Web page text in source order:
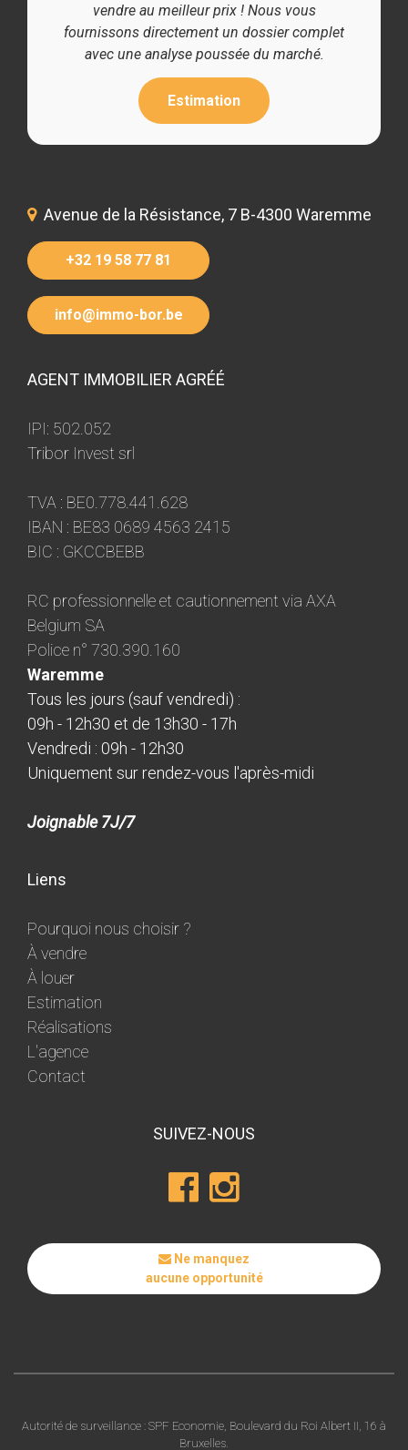
vendre au meilleur prix ! Nous vous
fournissons directement un dossier complet
avec une analyse poussée du marché.
Estimation
Avenue de la Résistance, 7 B-4300 Waremme
+32 19 58 77 81
info@immo-bor.be
AGENT IMMOBILIER AGRÉÉ
IPI: 502.052
Tribor Invest srl
TVA : BE0.778.441.628
IBAN : BE83 0689 4563 2415
BIC : GKCCBEBB
RC professionnelle et cautionnement via AXA
Belgium SA
Police n° 730.390.160
Waremme
Tous les jours (sauf vendredi) :
09h - 12h30 et de 13h30 - 17h
Vendredi : 09h - 12h30
Uniquement sur rendez-vous l'après-midi
Joignable 7J/7
Liens
Pourquoi nous choisir ?
À vendre
À louer
Estimation
Réalisations
L'agence
Contact
SUIVEZ-NOUS
Ne manquez
aucune opportunité
Autorité de surveillance : SPF Economie, Boulevard du Roi Albert II, 16 à
Bruxelles.